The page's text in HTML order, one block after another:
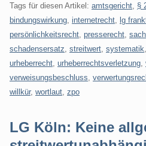
Tags für diesen Artikel: amtsgericht §
bindungswirkung internetrecht lg
persönlichkeitsrecht presserecht
schadensersatz streitwert systematik
urheberrecht urheberrechtsverletzung
verweisungsbeschluss
willkür, wortlaut zpo
LG Köln: Keine